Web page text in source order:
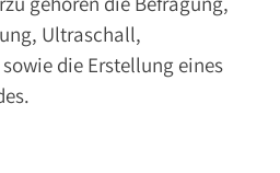
Ultraschall,
die Erstellung eines